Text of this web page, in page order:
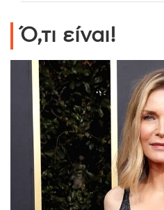
Ό,τι είναι!